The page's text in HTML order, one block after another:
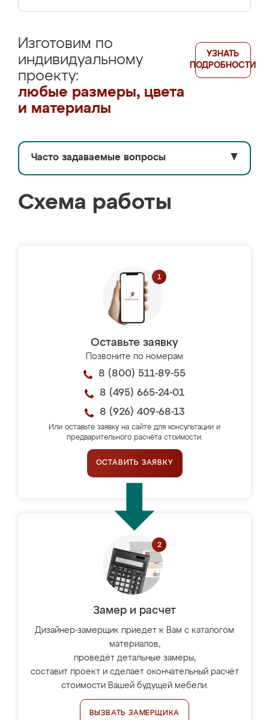
Изготовим по
индивидуальному
проекту:
любые размеры, цвета
и материалы
УЗНАТЬ
ПОДРОБНОСТИ
Часто задаваемые вопросы ▼
Схема работы
Оставьте заявку
Позвоните по номерам
8 (800) 511-89-55
8 (495) 665-24-01
8 (926) 409-68-13
Или оставьте заявку на сайте для консультации и
предварительного расчёта стоимости.
ОСТАВИТЬ ЗАЯВКУ
Замер и расчет
Дизайнер-замерщик приедет к Вам с каталогом
материалов,
проведёт детальные замеры,
составит проект и сделает окончательный расчёт
стоимости Вашей будущей мебели.
ВЫЗВАТЬ ЗАМЕРЩИКА